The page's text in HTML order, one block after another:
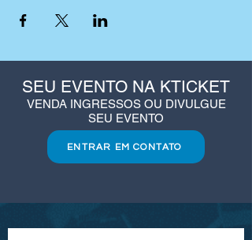
SEU EVENTO NA KTICKET
VENDA INGRESSOS OU DIVULGUE
SEU EVENTO
ENTRAR EM CONTATO